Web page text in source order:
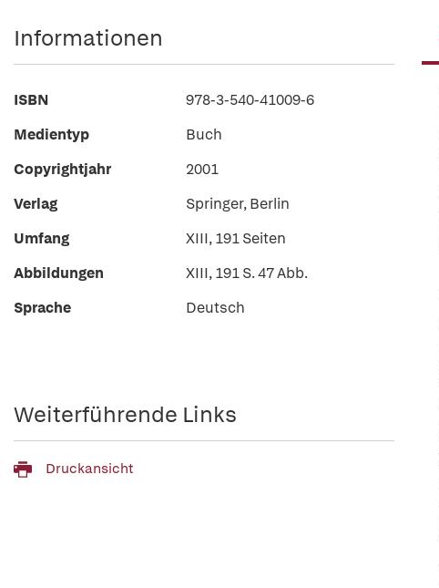
Informationen
ISBN
978-3-540-41009-6
Medientyp
Buch
Copyrightjahr
2001
Verlag
Springer, Berlin
Umfang
XIII, 191 Seiten
Abbildungen
XIII, 191 S. 47 Abb.
Sprache
Deutsch
Weiterführende Links
Druckansicht